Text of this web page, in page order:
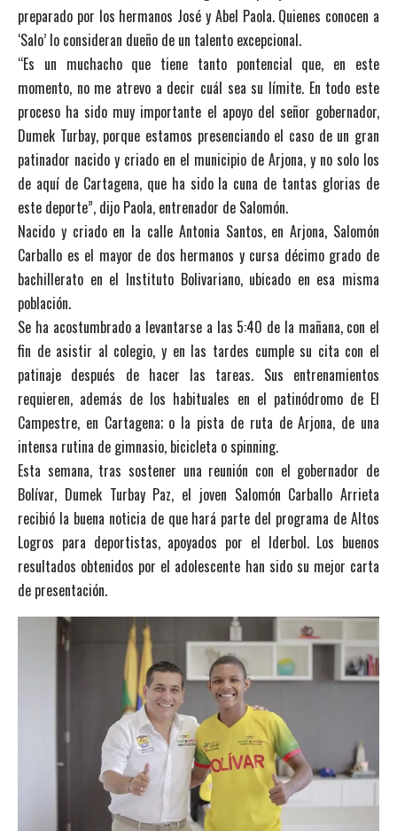
preparado por los hermanos José y Abel Paola. Quienes conocen a
‘Salo’ lo consideran dueño de un talento excepcional.
“Es un muchacho que tiene tanto pontencial que, en este
momento, no me atrevo a decir cuál sea su límite. En todo este
proceso ha sido muy importante el apoyo del señor gobernador,
Dumek Turbay, porque estamos presenciando el caso de un gran
patinador nacido y criado en el municipio de Arjona, y no solo los
de aquí de Cartagena, que ha sido la cuna de tantas glorias de
este deporte”, dijo Paola, entrenador de Salomón.
Nacido y criado en la calle Antonia Santos, en Arjona, Salomón
Carballo es el mayor de dos hermanos y cursa décimo grado de
bachillerato en el Instituto Bolivariano, ubicado en esa misma
población.
Se ha acostumbrado a levantarse a las 5:40 de la mañana, con el
fin de asistir al colegio, y en las tardes cumple su cita con el
patinaje después de hacer las tareas. Sus entrenamientos
requieren, además de los habituales en el patinódromo de El
Campestre, en Cartagena; o la pista de ruta de Arjona, de una
intensa rutina de gimnasio, bicicleta o spinning.
Esta semana, tras sostener una reunión con el gobernador de
Bolívar, Dumek Turbay Paz, el joven Salomón Carballo Arrieta
recibió la buena noticia de que hará parte del programa de Altos
Logros para deportistas, apoyados por el Iderbol. Los buenos
resultados obtenidos por el adolescente han sido su mejor carta
de presentación.